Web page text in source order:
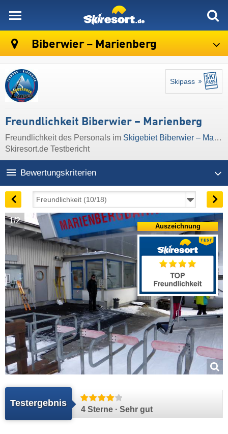
Biberwier – Marienberg
Skipass
Freundlichkeit Biberwier – Marienberg
Freundlichkeit des Personals im Skigebiet Biberwier – Marienberg
Skiresort.de Testbericht
Bewertungskriterien
1/2
Testergebnis
4 Sterne · Sehr gut
Auszeichnung